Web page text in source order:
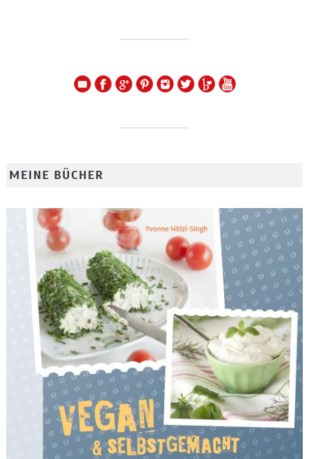
MEINE BÜCHER